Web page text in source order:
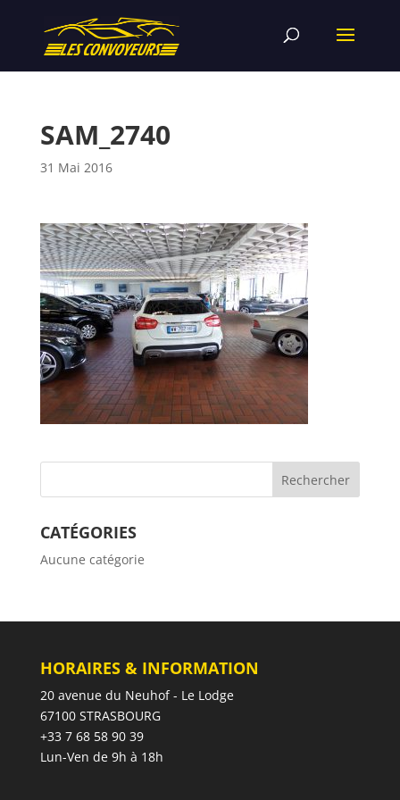
SAM_2740
31 Mai 2016
CATÉGORIES
Aucune catégorie
HORAIRES & INFORMATION
20 avenue du Neuhof - Le Lodge
67100 STRASBOURG
+33 7 68 58 90 39
Lun-Ven de 9h à 18h